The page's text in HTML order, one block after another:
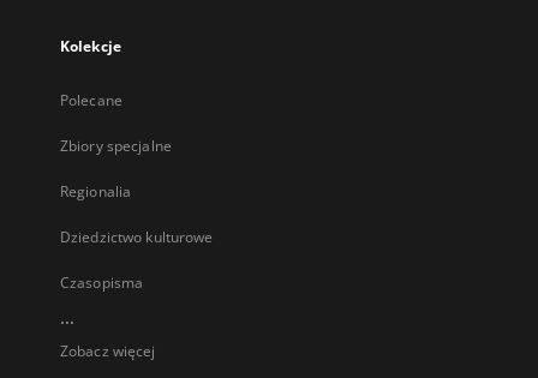
Kolekcje
Polecane
Zbiory specjalne
Regionalia
Dziedzictwo kulturowe
Czasopisma
...
Zobacz więcej